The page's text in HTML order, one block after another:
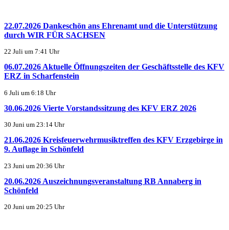
22.07.2026 Dankeschön ans Ehrenamt und die Unterstützung
durch WIR FÜR SACHSEN
22 Juli um 7:41 Uhr
06.07.2026 Aktuelle Öffnungszeiten der Geschäftsstelle des KFV
ERZ in Scharfenstein
6 Juli um 6:18 Uhr
30.06.2026 Vierte Vorstandssitzung des KFV ERZ 2026
30 Juni um 23:14 Uhr
21.06.2026 Kreisfeuerwehrmusiktreffen des KFV Erzgebirge in
9. Auflage in Schönfeld
23 Juni um 20:36 Uhr
20.06.2026 Auszeichnungsveranstaltung RB Annaberg in
Schönfeld
20 Juni um 20:25 Uhr